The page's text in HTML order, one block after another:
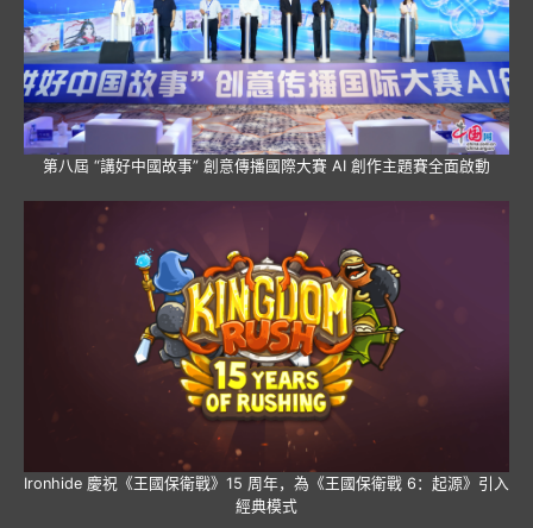
第八屆 “講好中國故事” 創意傳播國際大賽 AI 創作主題賽全面啟動
Ironhide 慶祝《王國保衛戰》15 周年，為《王國保衛戰 6：起源》引入
經典模式